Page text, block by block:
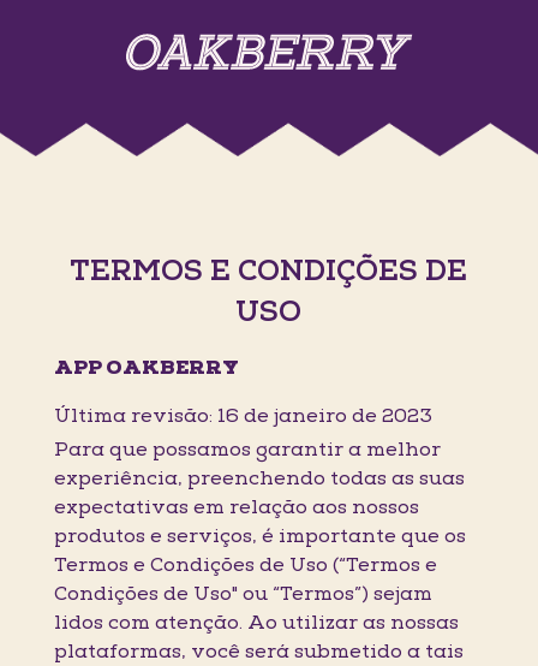
TERMOS E CONDIÇÕES DE
USO
APP OAKBERRY
Última revisão: 16 de janeiro de 2023
Para que possamos garantir a melhor
experiência, preenchendo todas as suas
expectativas em relação aos nossos
produtos e serviços, é importante que os
Termos e Condições de Uso (“Termos e
Condições de Uso" ou “Termos”) sejam
lidos com atenção. Ao utilizar as nossas
plataformas, você será submetido a tais